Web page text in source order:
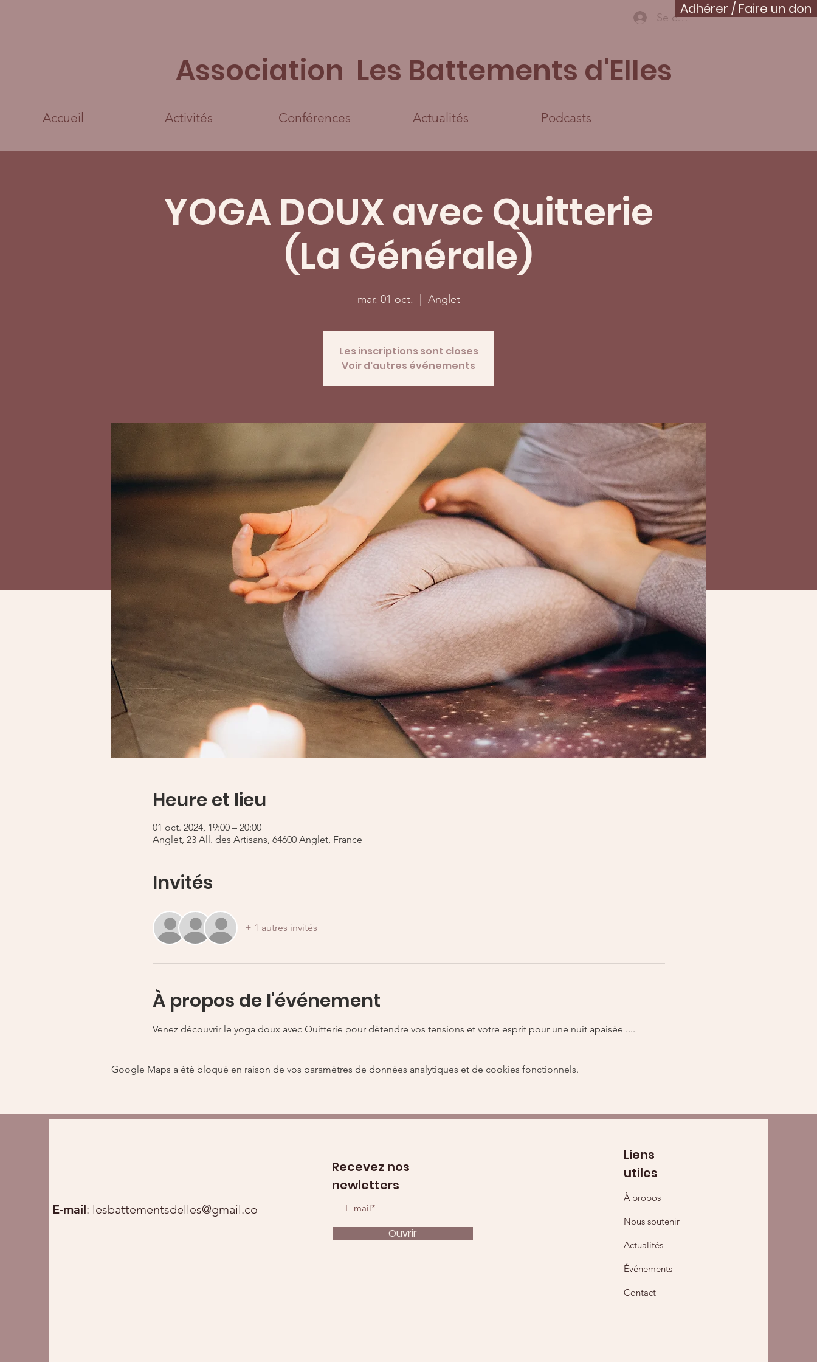
Adhérer / Faire un don
Se connecter
Association Les Battements d'Elles
Accueil Activités Conférences Actualités Podcasts
YOGA DOUX avec Quitterie
(La Générale)
mar. 01 oct. Anglet
Les inscriptions sont closes
Voir d'autres événements
Heure et lieu
01 oct. 2024, 19:00 – 20:00
Anglet, 23 All. des Artisans, 64600 Anglet, France
Invités
+ 1 autres invités
À propos de l'événement
Venez découvrir le yoga doux avec Quitterie pour détendre vos tensions et votre esprit pour une nuit apaisée ....
Google Maps a été bloqué en raison de vos paramètres de données analytiques et de cookies fonctionnels.
E-mail: lesbattementsdelles@gmail.com
Liens
utiles
À propos
Nous soutenir
Actualités
Événements
Contact
Recevez nos
newletters
Ouvrir